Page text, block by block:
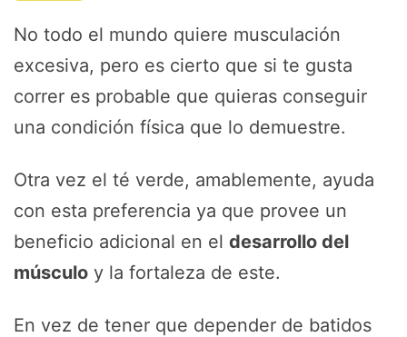
No todo el mundo quiere musculación
excesiva, pero es cierto que si te gusta
correr es probable que quieras conseguir
una condición física que lo demuestre.
Otra vez el té verde, amablemente, ayuda
con esta preferencia ya que provee un
beneficio adicional en el desarrollo del
músculo y la fortaleza de este.
En vez de tener que depender de batidos